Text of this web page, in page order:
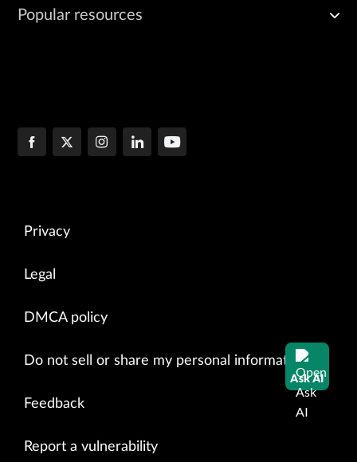
Popular resources
Privacy
Legal
DMCA policy
Do not sell or share my personal information
Feedback
Report a vulnerability
Ask AI